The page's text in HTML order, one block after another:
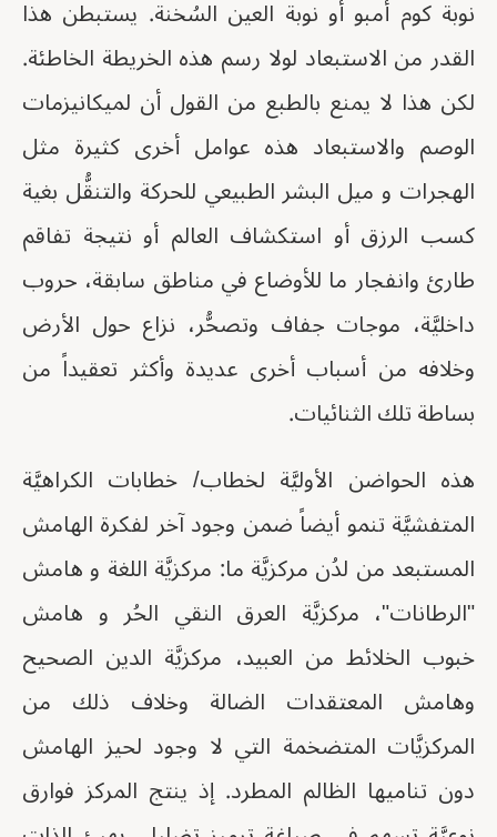
نوبة كوم أمبو أو نوبة العين السُخنة. يستبطن هذا
القدر من الاستبعاد لولا رسم هذه الخريطة الخاطئة.
لكن هذا لا يمنع بالطبع من القول أن لميكانيزمات
الوصم والاستبعاد هذه عوامل أخرى كثيرة مثل
الهجرات و ميل البشر الطبيعي للحركة والتنقُّل بغية
كسب الرزق أو استكشاف العالم أو نتيجة تفاقم
طارئ وانفجار ما للأوضاع في مناطق سابقة، حروب
داخليَّة، موجات جفاف وتصحُّر، نزاع حول الأرض
وخلافه من أسباب أخرى عديدة وأكثر تعقيداً من
بساطة تلك الثنائيات.
هذه الحواضن الأوليَّة لخطاب/ خطابات الكراهيَّة
المتفشيَّة تنمو أيضاً ضمن وجود آخر لفكرة الهامش
المستبعد من لدُن مركزيَّة ما: مركزيَّة اللغة و هامش
"الرطانات"، مركزيَّة العرق النقي الحُر و هامش
خبوب الخلائط من العبيد، مركزيَّة الدين الصحيح
وهامش المعتقدات الضالة وخلاف ذلك من
المركزيَّات المتضخمة التي لا وجود لحيز الهامش
دون تناميها الظالم المطرد. إذ ينتج المركز فوارق